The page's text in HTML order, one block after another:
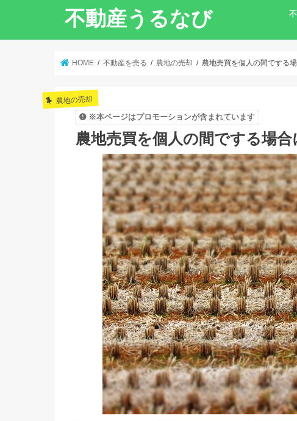
不動産うるなび
家
相
離
住
土
農
負
HOME 不動産を売る 農地の売却 農地売買を個人の間でする
農地の売却
※本ページはプロモーションが含まれています
農地売買を個人の間でする場